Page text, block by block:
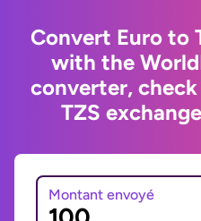
Convert Euro to
with the
converter,
TZS
Montant envoyé